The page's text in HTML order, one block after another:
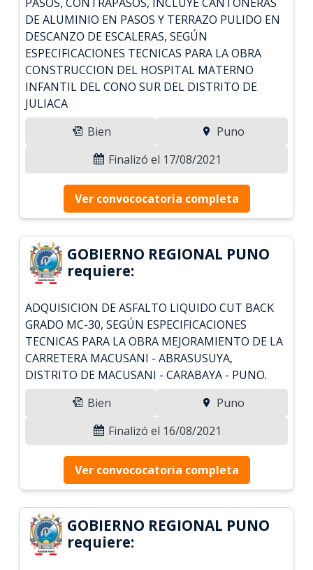
DE ALUMINIO EN PASOS Y TERRAZO PULIDO EN
DESCANZO DE ESCALERAS, SEGÚN
ESPECIFICACIONES TECNICAS PARA LA OBRA
CONSTRUCCION DEL HOSPITAL MATERNO
INFANTIL DEL CONO SUR DEL DISTRITO DE
JULIACA
Bien
Puno
Finalizó el 17/08/2021
Ver convococatoria completa
GOBIERNO REGIONAL PUNO
requiere:
ADQUISICION DE ASFALTO LIQUIDO CUT BACK
GRADO MC-30, SEGÚN ESPECIFICACIONES
TECNICAS PARA LA OBRA MEJORAMIENTO DE LA
CARRETERA MACUSANI - ABRASUSUYA,
DISTRITO DE MACUSANI - CARABAYA - PUNO.
Bien
Puno
Finalizó el 16/08/2021
Ver convococatoria completa
GOBIERNO REGIONAL PUNO
requiere: